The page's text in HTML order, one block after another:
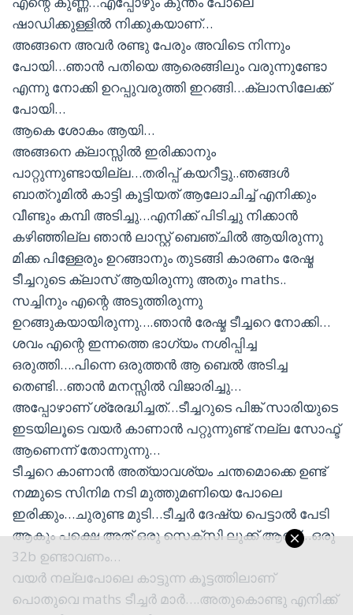
ഷാഡിക്കുള്ളിൽ നിക്കുകയാണ്…
അങ്ങനെ അവർ രണ്ടു പേരും അവിടെ നിന്നും
പോയി…ഞാൻ പതിയെ ആരെങ്ങിലും വരുന്നുണ്ടോ
എന്നു നോക്കി ഉറപ്പുവരുത്തി ഇറങ്ങി…ക്ലാസിലേക്ക്
പോയി…
ആകെ ശോകം ആയി…
അങ്ങനെ ക്ലാസ്സിൽ ഇരിക്കാനും
പാറ്റുന്നുണ്ടായില്ല…തരിപ്പ് കയറീട്ടു..ഞങ്ങൾ
ബാത്‌റൂമിൽ കാട്ടി കൂട്ടിയത് ആലോചിച്ച് എനിക്കും
വീണ്ടും കമ്പി അടിച്ചു…എനിക്ക് പിടിച്ചു നിക്കാൻ
കഴിഞ്ഞില്ല ഞാൻ ലാസ്റ്റ് ബെഞ്ചിൽ ആയിരുന്നു
മിക്ക പിള്ളേരും ഉറങ്ങാനും തുടങ്ങി കാരണം രേഷ്മ
ടീച്ചറുടെ ക്ലാസ് ആയിരുന്നു അതും maths..
സച്ചിനും എന്റെ അടുത്തിരുന്നു
ഉറങ്ങുകയായിരുന്നു….ഞാൻ രേഷ്മ ടീച്ചറെ നോക്കി…
ശവം എന്റെ ഇന്നത്തെ ഭാഗ്യം നശിപ്പിച്ച
ഒരുത്തി….പിന്നെ ഒരുത്തൻ ആ ബെൽ അടിച്ച
തെണ്ടി…ഞാൻ മനസ്സിൽ വിജാരിച്ചു…
അപ്പോഴാണ് ശ്രേദ്ധിച്ചത്…ടീച്ചറുടെ പിങ്ക് സാരിയുടെ
ഇടയിലൂടെ വയർ കാണാൻ പറ്റുന്നുണ്ട് നല്ല സോഫ്ട്
ആണെന്ന് തോന്നുന്നു…
ടീച്ചറെ കാണാൻ അത്യാവശ്യം ചന്തമൊക്കെ ഉണ്ട്
നമ്മുടെ സിനിമ നടി മുത്തുമണിയെ പോലെ
ഇരിക്കും…ചുരുണ്ട മുടി…ടീച്ചർ ദേഷ്യ പെട്ടാൽ പേടി
ആകും പക്ഷെ അത് ഒരു സെക്സി ലുക്ക് ആണ്…ഒരു
32b ഉണ്ടാവണം…
വയർ നല്ലപോലെ കാട്ടുന്ന കൂട്ടത്തിലാണ്
പൊതുവെ maths ടീച്ചർ മാർ….അതുകൊണ്ടു എനിക്ക്